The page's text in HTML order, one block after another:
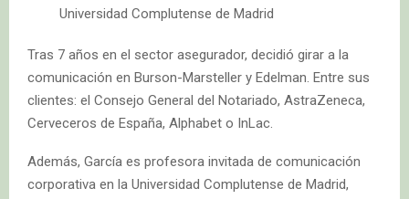
Universidad Complutense de Madrid
Tras 7 años en el sector asegurador, decidió girar a la
comunicación en Burson-Marsteller y Edelman. Entre sus
clientes: el Consejo General del Notariado, AstraZeneca,
Cerveceros de España, Alphabet o InLac.
Además, García es profesora invitada de comunicación
corporativa en la Universidad Complutense de Madrid,